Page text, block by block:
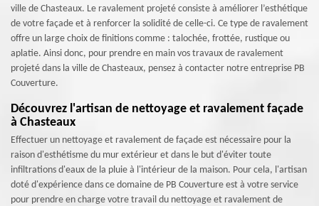
ville de Chasteaux. Le ravalement projeté consiste à améliorer l’esthétique
de votre façade et à renforcer la solidité de celle-ci. Ce type de ravalement
offre un large choix de finitions comme : talochée, frottée, rustique ou
aplatie. Ainsi donc, pour prendre en main vos travaux de ravalement
projeté dans la ville de Chasteaux, pensez à contacter notre entreprise PB
Couverture.
Découvrez l'artisan de nettoyage et ravalement façade
à Chasteaux
Effectuer un nettoyage et ravalement de façade est nécessaire pour la
raison d'esthétisme du mur extérieur et dans le but d'éviter toute
infiltrations d'eaux de la pluie à l'intérieur de la maison. Pour cela, l'artisan
doté d'expérience dans ce domaine de PB Couverture est à votre service
pour prendre en charge votre travail du nettoyage et ravalement de